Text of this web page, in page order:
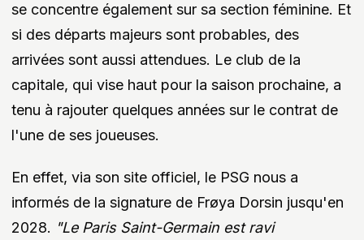
se concentre également sur sa section féminine. Et
si des départs majeurs sont probables, des
arrivées sont aussi attendues. Le club de la
capitale, qui vise haut pour la saison prochaine, a
tenu à rajouter quelques années sur le contrat de
l'une de ses joueuses.
En effet, via son site officiel, le PSG nous a
informés de la signature de Frøya Dorsin jusqu'en
2028. "Le Paris Saint-Germain est ravi